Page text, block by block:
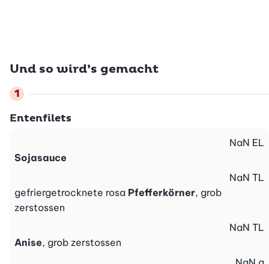
Und so wird’s gemacht
Entenfilets
Sojasauce
NaN EL
gefriergetrocknete rosa Pfefferkörner, grob
zerstossen
NaN TL
Anise, grob zerstossen
NaN TL